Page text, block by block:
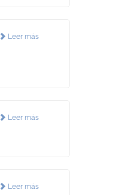
Leer más
Leer más
Leer más